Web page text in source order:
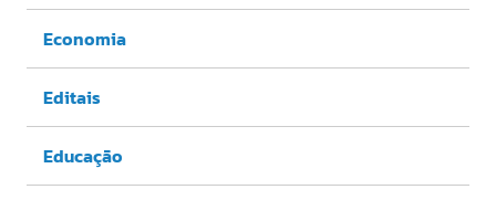
Economia
Editais
Educação